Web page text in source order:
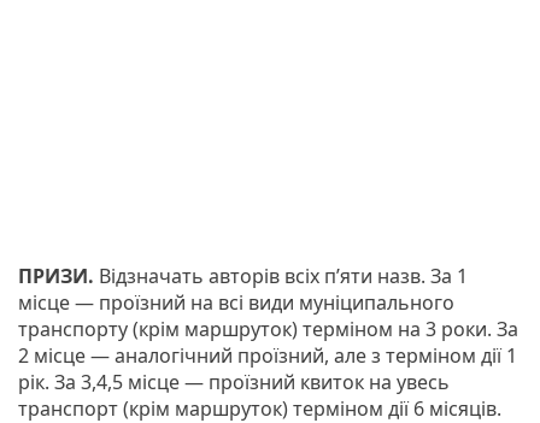
ПРИЗИ. Відзначать авторів всіх п’яти назв. За 1
місце — проїзний на всі види муніципального
транспорту (крім маршруток) терміном на 3 роки. За
2 місце — аналогічний проїзний, але з терміном дії 1
рік. За 3,4,5 місце — проїзний квиток на увесь
транспорт (крім маршруток) терміном дії 6 місяців.